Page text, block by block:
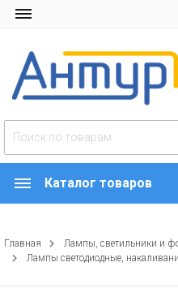
Каталог товаров
Главная
Лампы, светильники и
Лампы светодиодные,